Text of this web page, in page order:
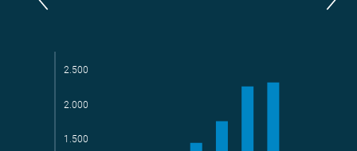
Teams
1.500
2.000
2.500